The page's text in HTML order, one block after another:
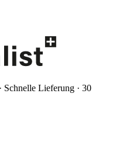
Schnelle Lieferung · 30